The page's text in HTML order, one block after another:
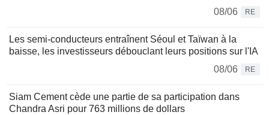
08/06
RE
Les semi-conducteurs entraînent Séoul et Taïwan à la
baisse, les investisseurs débouclant leurs positions sur l'IA
08/06
RE
Siam Cement cède une partie de sa participation dans
Chandra Asri pour 763 millions de dollars